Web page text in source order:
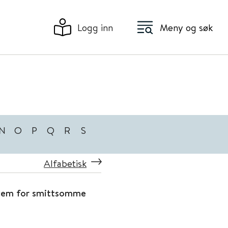
Logg inn Meny og søk
O P Q R S
Alfabetisk
for smittsomme